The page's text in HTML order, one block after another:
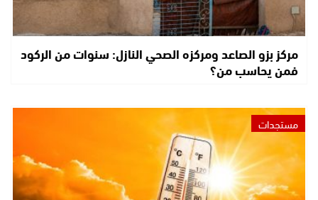
مركز بزو الصاعد ومركزه الصحي النازل: سنوات من الركود
فمن يحاسب من؟
مستجدات